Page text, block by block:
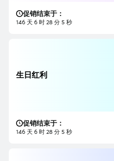
促销结束于：
146 天 6 时 28 分 3 秒
生日红利
促销结束于：
146 天 6 时 28 分 3 秒